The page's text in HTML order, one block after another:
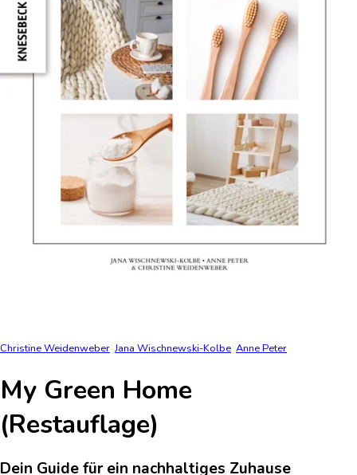
Christine Weidenweber Jana Wischnewski-Kolbe Anne Peter
My Green Home
(Restauflage)
Dein Guide für ein nachhaltiges Zuhause